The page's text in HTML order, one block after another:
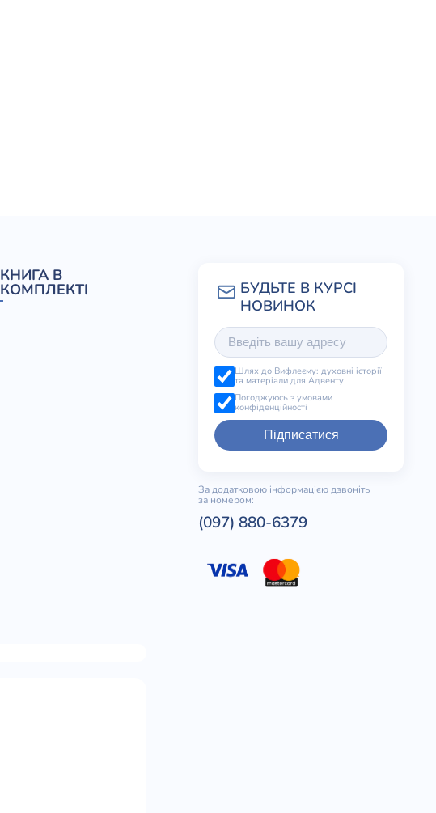
КНИГА В
КОМПЛЕКТІ
Шлях до Вифлеєму: духовні історії
та матеріали для Адвенту
Погоджуюсь з умовами
конфіденційності
Підписатися
За додатковою інформацією дзвоніть
за номером:
(097) 880-6379